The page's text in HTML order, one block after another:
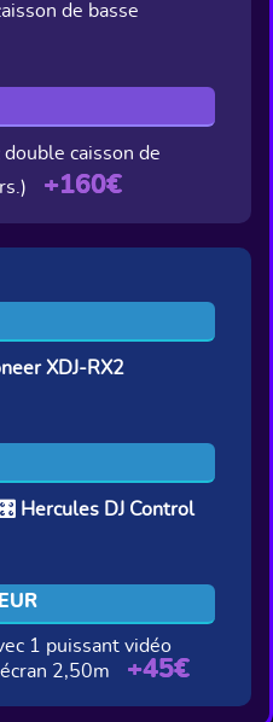
de basse
double caisson de
+160€
XDJ-RX2
🎛️ Hercules DJ Control
1 puissant vidéo
2,50m
+45€